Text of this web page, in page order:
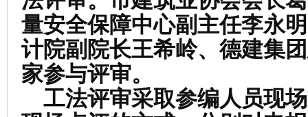
量安全保障中心副主任李永
计院副院长王希岭、 德建集
家参与评审。
工法评审采取参编人员现场